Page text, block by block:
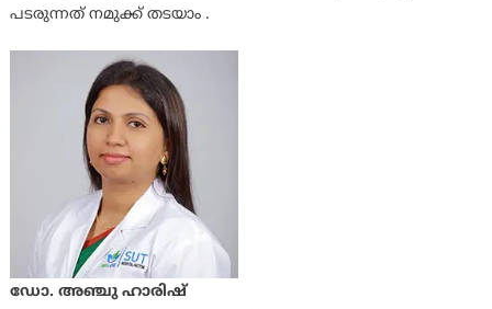
പടരുന്നത് നമുക്ക് തടയാം .
ഡോ. അഞ്ചു ഹാരിഷ്